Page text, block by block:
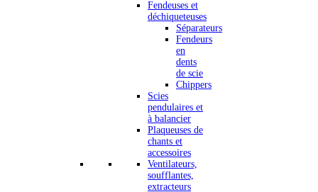
Fendeuses et
déchiqueteuses
Séparateurs
Fendeurs
en
dents
de scie
Chippers
Scies
pendulaires et
à balancier
Plaqueuses de
chants et
accessoires
Ventilateurs,
soufflantes,
extracteurs